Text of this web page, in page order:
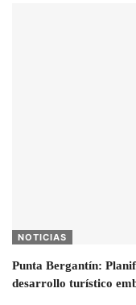
NOTICIAS
Punta Bergantín:
desarrollo turístico